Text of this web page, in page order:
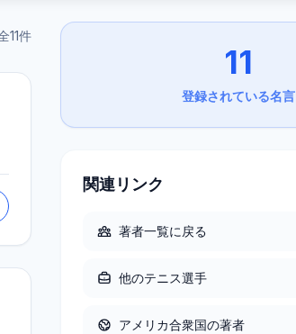
11件
11
登録されている名言
関連リンク
著者一覧に戻る
他のテニス選手
アメリカ合衆国の著者